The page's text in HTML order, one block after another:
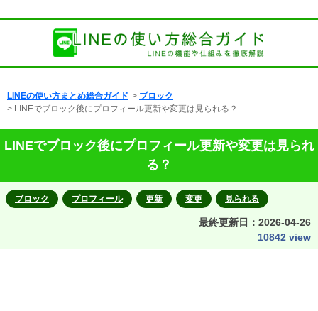
LINEの使い方まとめ総合ガイド > ブロック
> LINEでブロック後にプロフィール更新や変更は見られる？
LINEでブロック後にプロフィール更新や変更は見られ
る？
ブロック プロフィール 更新 変更 見られる
最終更新日： 2026-04-26
10842 view